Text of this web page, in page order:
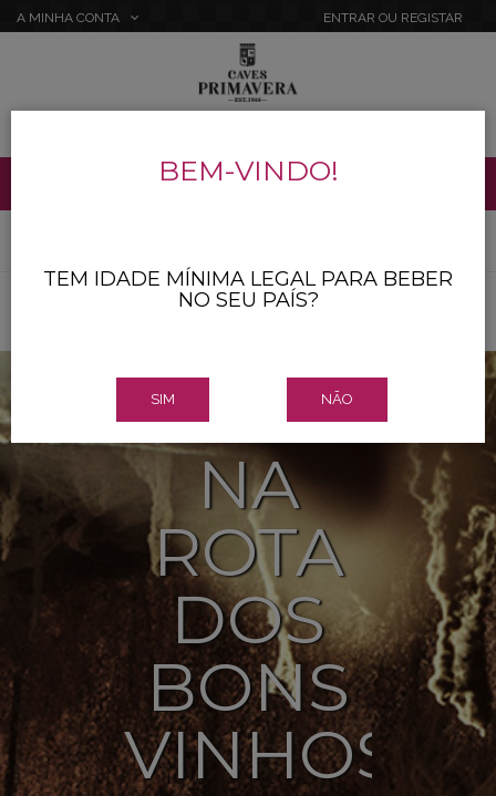
ENTRAR OU REGISTAR
A MINHA CONTA
Home
BEM-VINDO!
TEM IDADE MÍNIMA LEGAL PARA BEBER
NO SEU PAÍS?
SIM NÃO
NA
ROTA
DOS
BONS
VINHOS